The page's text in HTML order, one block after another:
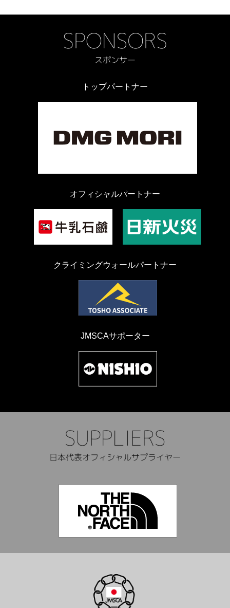
トップパートナー
オフィシャルパートナー
クライミングウォールパートナー
JMSCAサポーター